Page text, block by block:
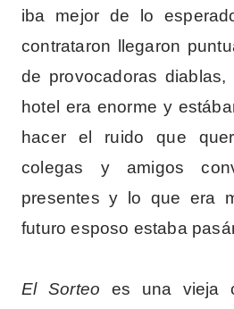
iba mejor de lo
contrataron llegaron
de provocadoras
hotel era enorme y
hacer el ruido que
colegas y amigos
presentes y lo que era
futuro esposo estaba
El Sorteo es una vieja